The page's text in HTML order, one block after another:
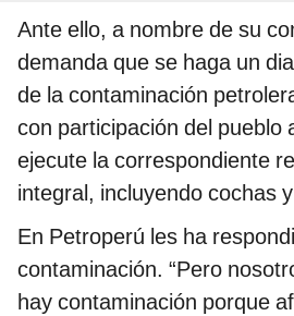
Ante ello, a nombre de su
demanda que se haga un
de la contaminación
con participación del pueblo
ejecute la correspondiente
integral, incluyendo cochas
En Petroperú les ha
contaminación. “Pero
hay contaminación porque